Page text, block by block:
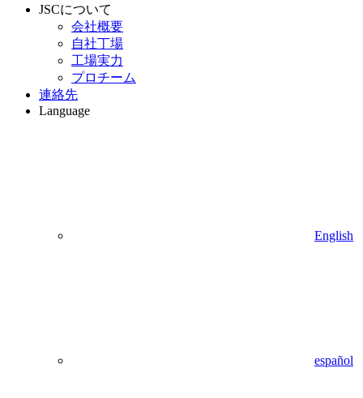
JSCについて
会社概要
自社丁場
工場実力
プロチーム
連絡先
Language
English
español